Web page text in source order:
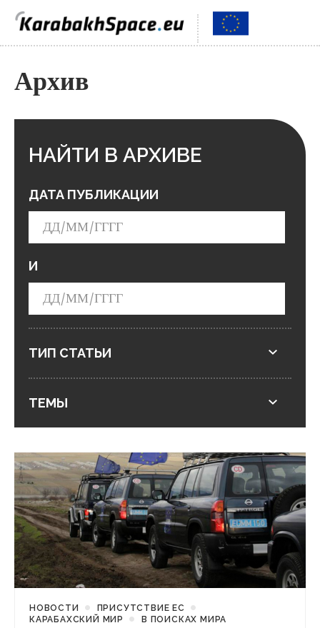
Архив
НАЙТИ В АРХИВЕ
ДАТА ПУБЛИКАЦИИ
И
ТИП СТАТЬИ
ТЕМЫ
НОВОСТИ
ПРИСУТСТВИЕ ЕС
КАРАБАХСКИЙ МИР
В ПОИСКАХ МИРА